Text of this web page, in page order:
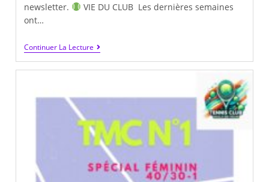
newsletter.
VIE DU CLUB Les dernières semaines
ont…
Continuer La LectureNewsletter
Du